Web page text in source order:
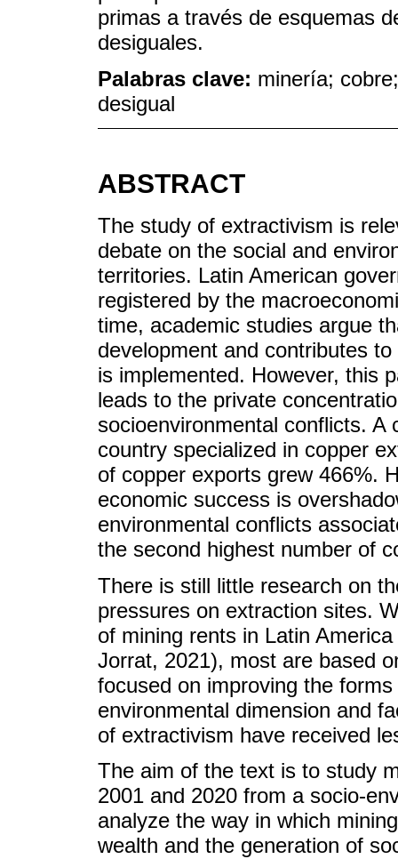
primas a través de esquemas
desiguales.
Palabras clave: minería;
desigual
ABSTRACT
The study of extractivism is
debate on the social and
territories. Latin American
registered by the
time, academic studies argue
development and contributes
is implemented. However, this
leads to the private
socioenvironmental conflicts.
country specialized in copper
of copper exports grew 466%.
economic success is
environmental conflicts
the second highest number of
There is still little research on
pressures on extraction sites.
of mining rents in Latin
Jorrat, 2021), most are based
focused on improving the
environmental dimension and
of extractivism have received
The aim of the text is to study
2001 and 2020 from a socio-
analyze the way in which
wealth and the generation of